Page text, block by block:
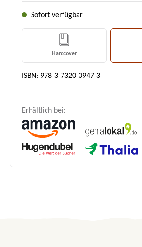
Sofort verfügbar
Hardcover
ISBN: 978-3-7320-0947-3
Erhältlich bei: